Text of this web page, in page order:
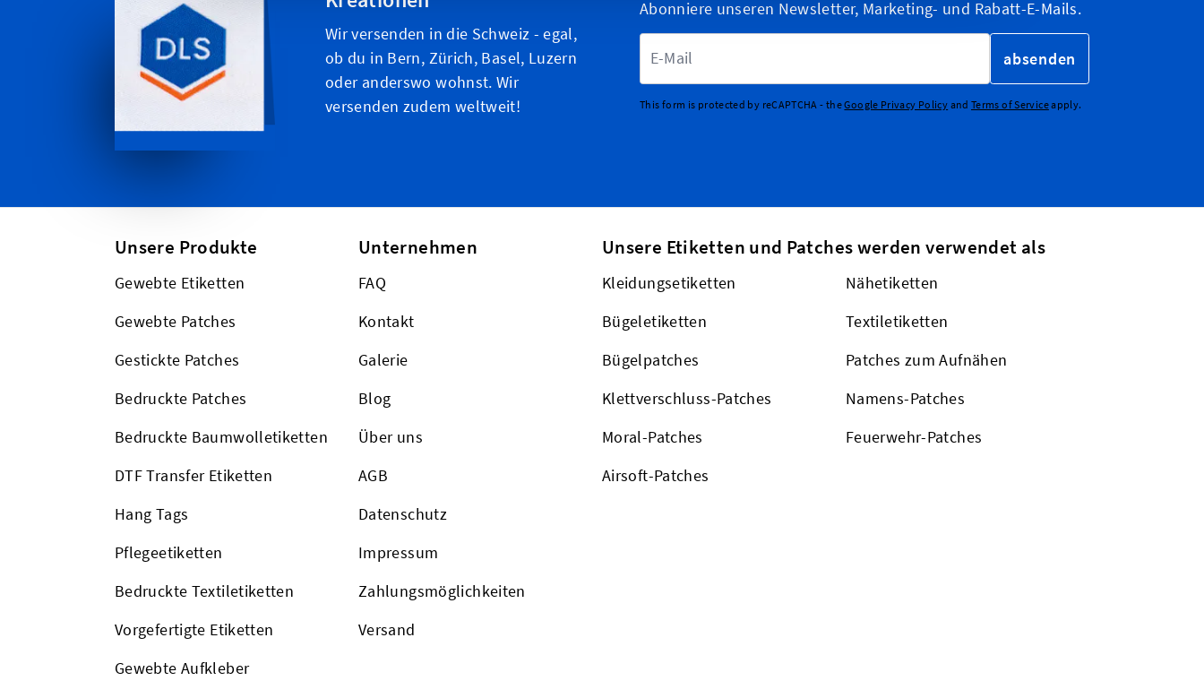
Wir versenden in die Schweiz - egal,
ob du in Bern, Zürich, Basel, Luzern
oder anderswo wohnst. Wir
versenden zudem weltweit!
Abonniere unseren Newsletter, Marketing- und Rabatt-E-Mails.
absenden
This form is protected by reCAPTCHA - theGoogle Privacy Policy and Terms of Serviceapply.
Unsere Produkte
Gewebte Etiketten
Gewebte Patches
Gestickte Patches
Bedruckte Patches
Bedruckte Baumwolletiketten
DTF Transfer Etiketten
Hang Tags
Pflegeetiketten
Bedruckte Textiletiketten
Vorgefertigte Etiketten
Gewebte Aufkleber
Unternehmen
FAQ
Kontakt
Galerie
Blog
Über uns
AGB
Datenschutz
Impressum
Zahlungsmöglichkeiten
Versand
Unsere Etiketten und Patches werden verwendet als
Kleidungsetiketten
Nähetiketten
Bügeletiketten
Textiletiketten
Bügelpatches
Patches zum Aufnähen
Klettverschluss-Patches
Namens-Patches
Moral-Patches
Feuerwehr-Patches
Airsoft-Patches